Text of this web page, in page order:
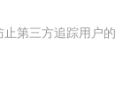
第三方追踪用户的